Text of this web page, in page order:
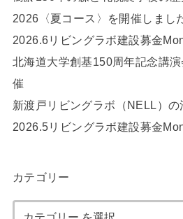
2026〈夏コース〉を開催しまし
2026.6リビングラボ建設募金
北海道大学創基150周年記念講
催
新渡戸リビングラボ（NELL）の
2026.5リビングラボ建設募金
カテゴリー